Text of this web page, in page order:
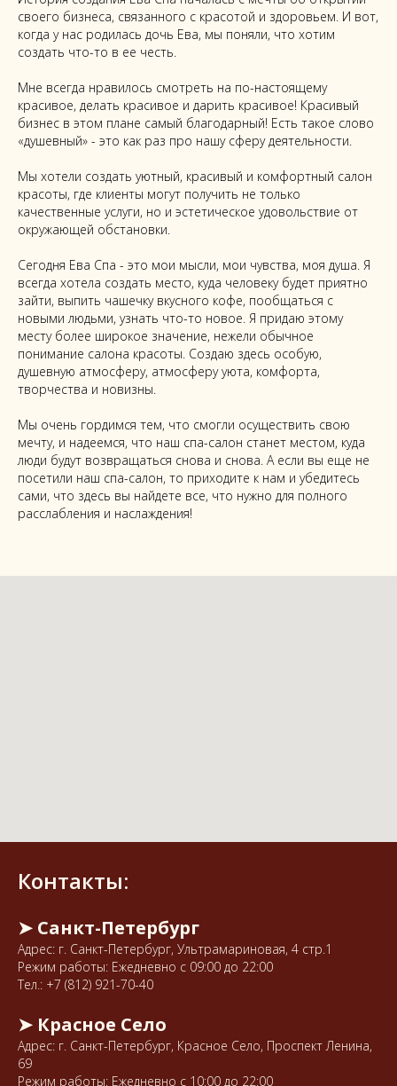
своего бизнеса, связанного с красотой и здоровьем. И вот,
когда у нас родилась дочь Ева, мы поняли, что хотим
создать что-то в ее честь.
Мне всегда нравилось смотреть на по-настоящему
красивое, делать красивое и дарить красивое! Красивый
бизнес в этом плане самый благодарный! Есть такое слово
«душевный» - это как раз про нашу сферу деятельности.
Мы хотели создать уютный, красивый и комфортный салон
красоты, где клиенты могут получить не только
качественные услуги, но и эстетическое удовольствие от
окружающей обстановки.
Сегодня Ева Спа - это мои мысли, мои чувства, моя душа. Я
всегда хотела создать место, куда человеку будет приятно
зайти, выпить чашечку вкусного кофе, пообщаться с
новыми людьми, узнать что-то новое. Я придаю этому
месту более широкое значение, нежели обычное
понимание салона красоты. Создаю здесь особую,
душевную атмосферу, атмосферу уюта, комфорта,
творчества и новизны.
Мы очень гордимся тем, что смогли осуществить свою
мечту, и надеемся, что наш спа-салон станет местом, куда
люди будут возвращаться снова и снова. А если вы еще не
посетили наш спа-салон, то приходите к нам и убедитесь
сами, что здесь вы найдете все, что нужно для полного
расслабления и наслаждения!
Контакты:
➤ Санкт-Петербург
Адрес: г. Санкт-Петербург, Ультрамариновая, 4 стр.1
Режим работы: Ежедневно с 09:00 до 22:00
Тел.: +7 (812) 921-70-40
➤ Красное Село
Адрес: г. Санкт-Петербург, Красное Село, Проспект Ленина,
69
Режим работы: Ежедневно с 10:00 до 22:00